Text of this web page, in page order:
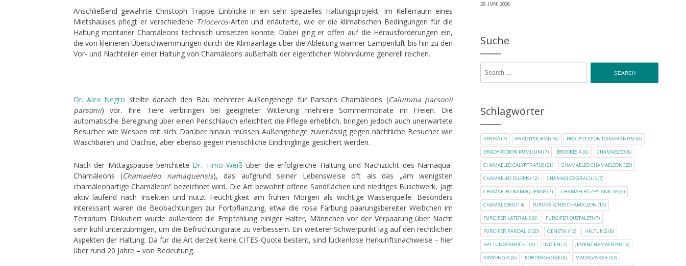
Anschließend gewährte Christoph Trappe Einblicke in ein sehr spezielles Haltungsprojekt. Im Kellerraum eines
Mietshauses pflegt er verschiedene Trioceros-Arten und erläuterte, wie er die klimatischen Bedingungen für die
Haltung montaner Chamäleons technisch umsetzen konnte. Dabei ging er offen auf die Herausforderungen ein,
die von kleineren Überschwemmungen durch die Klimaanlage über die Ableitung warmer Lampenluft bis hin zu den
Vor- und Nachteilen einer Haltung von Chamäleons außerhalb der eigentlichen Wohnräume generell reichen.
Dr. Alex Negro stellte danach den Bau mehrerer Außengehege für Parsons Chamäleons (Calumma parsonii
parsonii) vor. Ihre Tiere verbringen bei geeigneter Witterung mehrere Sommermonate im Freien. Die
automatische Beregnung über einen Perlschlauch erleichtert die Pflege erheblich, bringen jedoch auch unerwartete
Besucher wie Wespen mit sich. Darüber hinaus müssen Außengehege zuverlässig gegen nächtliche Besucher wie
Waschbären und Dachse, aber ebenso gegen menschliche Eindringlinge gesichert werden.
Nach der Mittagspause berichtete Dr. Timo Weiß über die erfolgreiche Haltung und Nachzucht des Namaqua-
Chamäleons (Chamaeleo namaquensis), das aufgrund seiner Lebensweise oft als das „am wenigsten
chamäleonartige Chamäleon“ bezeichnet wird. Die Art bewohnt offene Sandflächen und niedriges Buschwerk, jagt
aktiv laufend nach Insekten und nutzt Feuchtigkeit am frühen Morgen als wichtige Wasserquelle. Besonders
interessant waren die Beobachtungen zur Fortpflanzung, etwa die rosa Färbung paarungsbereiter Weibchen im
Terrarium. Diskutiert wurde außerdem die Empfehlung einiger Halter, Männchen vor der Verpaarung über Nacht
sehr kühl unterzubringen, um die Befruchtungsrate zu verbessern. Ein weiterer Schwerpunkt lag auf den rechtlichen
Aspekten der Haltung. Da für die Art derzeit keine CITES-Quote besteht, sind lückenlose Herkunftsnachweise – hier
über rund 20 Jahre – von Bedeutung.
29. JUNI 2026
Suche
Schlagwörter
AFRIKA(7) BRADYPODION (16) BRADYPODION DAMARANUM (8)
BRADYPODION PUMILUM (7) BROOKESIA(6) CHAMAELEO(8)
CHAMAELEO CALYPTRATUS(21) CHAMAELEO CHAMAELEON (22)
CHAMAELEO DILEPIS(12) CHAMAELEO GRACILIS(7)
CHAMAELEO NAMAQUENSIS(7) CHAMAELEO ZEYLANICUS(9)
CHAMÄLEONS(14) EUROPÄISCHES CHAMÄLEON (13)
FURCIFER LATERALIS(6) FURCIFER OUSTALETI (7)
FURCIFER PARDALIS(20) GENETIK(12) HALTUNG (8)
HALTUNGSBERICHT(8) INDIEN (7) JEMENCHAMÄLEON (15)
KINYONGIA(6) KÖRPERGRÖSSE (6) MADAGASKAR(53)